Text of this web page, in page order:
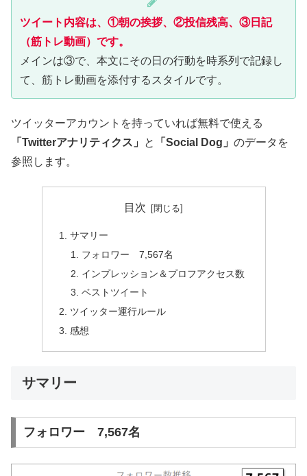
ツイート内容は、①朝の挨拶、②投信残高、③日記
（筋トレ動画）です。
メインは③で、本文にその日の行動を時系列で記録し
て、筋トレ動画を添付するスタイルです。
ツイッターアカウントを持っていれば無料で使える
「Twitterアナリティクス」
と 「Social Dog」 のデータを
参照します。
目次
サマリー
フォロワー 7,567名
インプレッション＆プロフアクセス数
ベストツイート
ツイッター運行ルール
感想
サマリー
フォロワー 7,567名